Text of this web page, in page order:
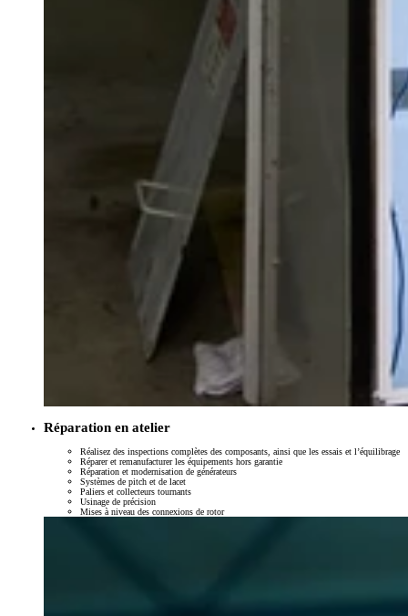
Réparation en atelier
Réalisez des inspections complètes des composants, ainsi que les essais et l’équilibrage
Réparer et remanufacturer les équipements hors garantie
Réparation et modernisation de générateurs
Systèmes de pitch et de lacet
Paliers et collecteurs tournants
Usinage de précision
Mises à niveau des connexions de rotor